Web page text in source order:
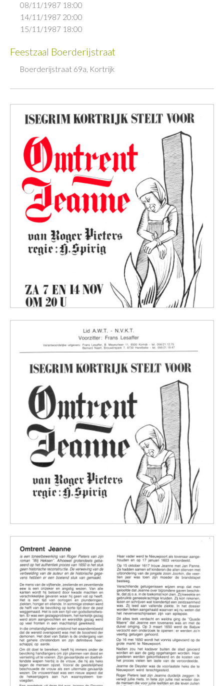
08/11/1987 18:00
14/11/1987 20:00
15/11/1987 18:00
Feestzaal Boerderijstraat
Boerderijstraat 69a, Kortrijk